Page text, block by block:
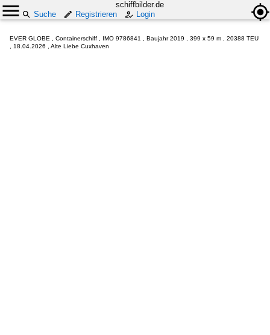
schiffbilder.de
Suche
Registrieren Login
EVER GLOBE , Containerschiff , IMO 9786841 , Baujahr 2019 , 399 x 59 m , 20388 TEU
, 18.04.2026 , Alte Liebe Cuxhaven